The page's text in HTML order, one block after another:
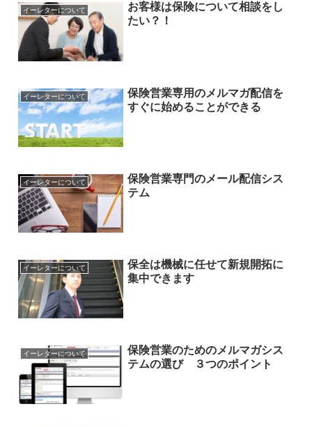
イーレターについて
お客様は保険について相談をし
たい？！
イーレターについて
保険営業専用のメルマガ配信を
すぐに始めることができる
イーレターについて
保険営業専門のメール配信シス
テム
イーレターについて
保全は機械に任せて新規開拓に
集中できます
イーレターについて
保険営業のためのメルマガシス
テムの選び ３つのポイント